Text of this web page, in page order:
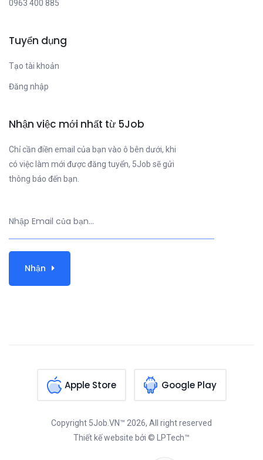
0963 400 885
Tuyển dụng
Tạo tài khoản
Đăng nhập
Nhận việc mới nhất từ 5Job
Chỉ cần điền email của bạn vào ô bên dưới, khi
có việc làm mới được đăng tuyển, 5Job sẽ gửi
thông báo đến bạn.
Nhận
Apple Store Google Play
Copyright 5Job.VN™ 2026, All right reserved
Thiết kế website bởi © LPTech™